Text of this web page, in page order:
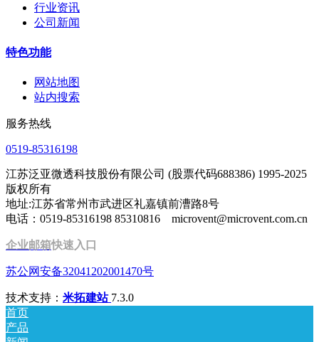
行业资讯
公司新闻
特色功能
网站地图
站内搜索
服务热线
0519-85316198
江苏泛亚微透科技股份有限公司 (股票代码688386) 1995-2025
版权所有
地址:江苏省常州市武进区礼嘉镇前漕路8号
电话：0519-85316198 85310816 microvent@microvent.com.cn
企业邮箱快速入口
苏公网安备32041202001470号
技术支持： 米拓建站 7.3.0
首页
产品